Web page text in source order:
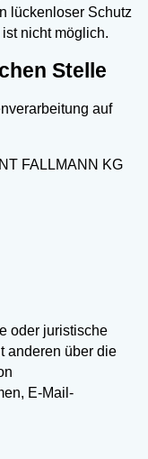
lückenloser Schutz
nicht möglich.
Stelle
auf
FALLMANN KG
oder juristische
anderen über die
E-Mail-